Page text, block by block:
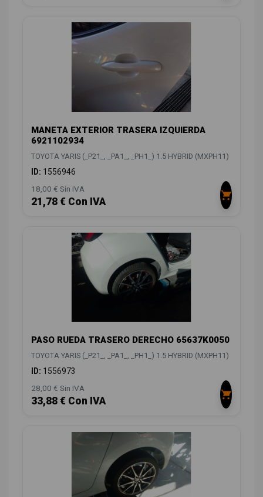
MANETA EXTERIOR TRASERA IZQUIERDA
6921102934
TOYOTA YARIS (_P21_, _PA1_, _PH1_) 1.5 HYBRID (MXPH11)
ID: 1556946
18,00 € Sin IVA
21,78 € Con IVA
PASO RUEDA TRASERO DERECHO 65637K0050
TOYOTA YARIS (_P21_, _PA1_, _PH1_) 1.5 HYBRID (MXPH11)
ID: 1556973
28,00 € Sin IVA
33,88 € Con IVA